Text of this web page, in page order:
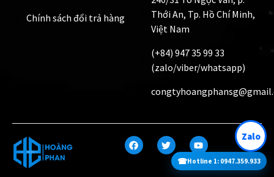
Chính sách đổi trả hàng
Thới An, Tp. Hồ Chí Minh,
Việt Nam
(+84) 947 35 99 33
(zalo/viber/whatsapp)
Zalo
☎Hotline 1: 0947.359.933